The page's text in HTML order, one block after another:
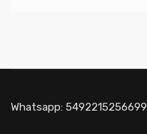
Whatsapp: 5492215256699